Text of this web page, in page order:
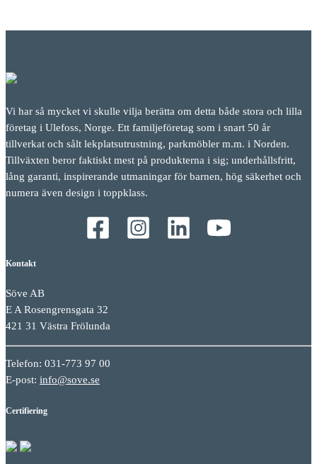
Vi har så mycket vi skulle vilja berätta om detta både stora och lilla
företag i Ulefoss, Norge. Ett familjeföretag som i snart 50 år
tillverkat och sålt lekplatsutrustning, parkmöbler m.m. i Norden.
Tillväxten beror faktiskt mest på produkterna i sig; underhållsfritt,
lång garanti, inspirerande utmaningar för barnen, hög säkerhet och
numera även design i toppklass.
Kontakt
Söve AB
E A Rosengrensgata 32
421 31 Västra Frölunda
Telefon: 031-773 97 00
E-post: info@sove.se
Certifiering